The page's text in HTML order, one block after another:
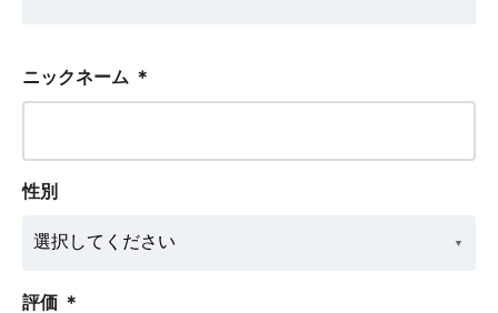
ニックネーム ＊
性別
評価 ＊